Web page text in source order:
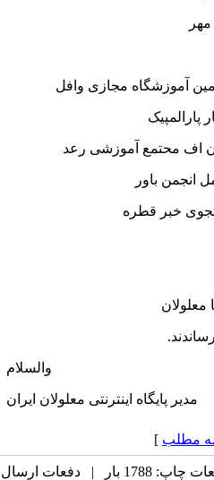
آموزشگاه مجازی وافل
پارالمپیک
اف محتمع آموزشی رعد
انجمن باور
خبر قطره
والسلام
مدیر پایگاه اینترنتی معلولان ایران
مطلب ]
دفعات مشاهده: 5646 بار | دفعات چاپ: 1788 بار | دفعات ارسال